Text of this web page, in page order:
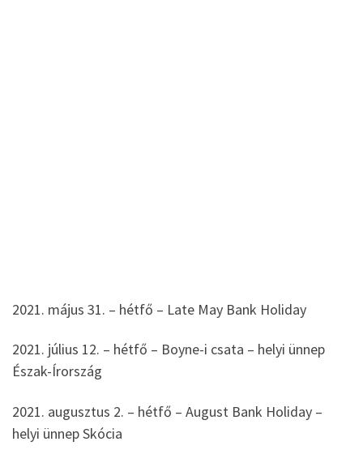
2021. május 31. – hétfő – Late May Bank Holiday
2021. július 12. – hétfő – Boyne-i csata – helyi ünnep
Észak-Írország
2021. augusztus 2. – hétfő – August Bank Holiday –
helyi ünnep Skócia